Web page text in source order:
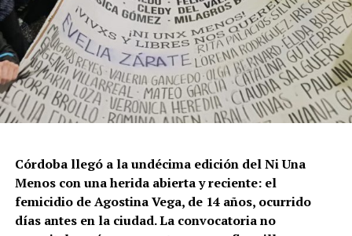
Córdoba llegó a la undécima edición del Ni Una
Menos con una herida abierta y reciente: el
femicidio de Agostina Vega, de 14 años, ocurrido
días antes en la ciudad. La convocatoria no